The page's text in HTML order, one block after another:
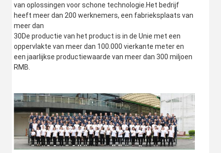
van oplossingen voor schone technologie.Het bedrijf
heeft meer dan 200 werknemers, een fabrieksplaats van
meer dan
30De productie van het product is in de Unie met een
oppervlakte van meer dan 100.000 vierkante meter en
een jaarlijkse productiewaarde van meer dan 300 miljoen
RMB.